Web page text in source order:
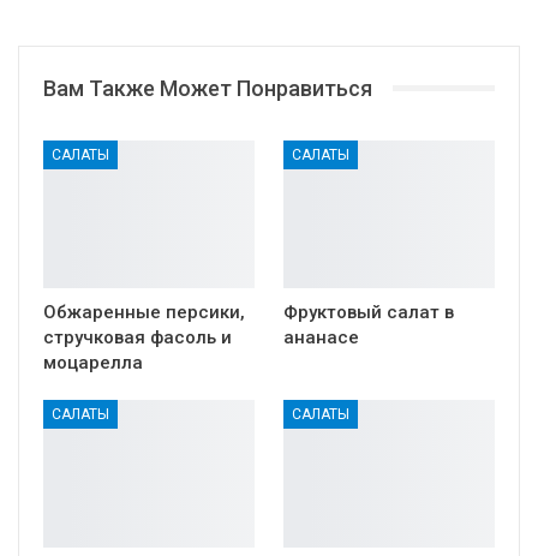
Вам Также Может Понравиться
САЛАТЫ
Обжаренные персики,
стручковая фасоль и
моцарелла
САЛАТЫ
Фруктовый салат в
ананасе
САЛАТЫ САЛАТЫ